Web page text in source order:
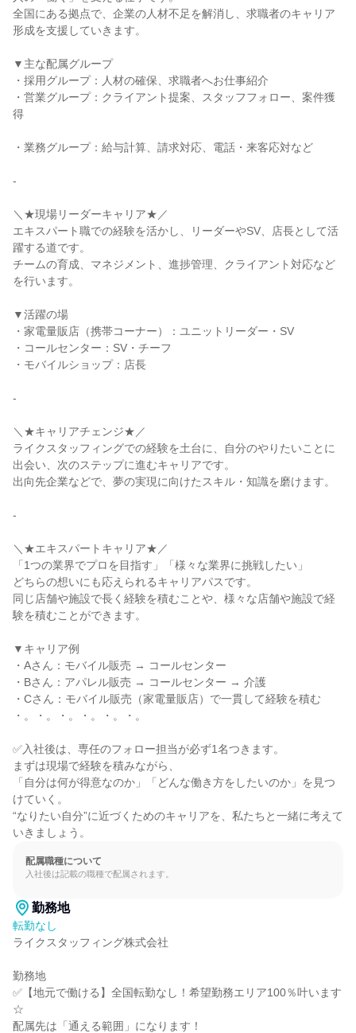
全国にある拠点で、企業の人材不足を解消し、求職者のキャリア
形成を支援していきます。
▼主な配属グループ
・採用グループ：人材の確保、求職者へお仕事紹介
・営業グループ：クライアント提案、スタッフフォロー、案件獲
得
・業務グループ：給与計算、請求対応、電話・来客応対など
-
＼★現場リーダーキャリア★／
エキスパート職での経験を活かし、リーダーやSV、店長として活
躍する道です。
チームの育成、マネジメント、進捗管理、クライアント対応など
を行います。
▼活躍の場
・家電量販店（携帯コーナー）：ユニットリーダー・SV
・コールセンター：SV・チーフ
・モバイルショップ：店長
-
＼★キャリアチェンジ★／
ライクスタッフィングでの経験を土台に、自分のやりたいことに
出会い、次のステップに進むキャリアです。
出向先企業などで、夢の実現に向けたスキル・知識を磨けます。
-
＼★エキスパートキャリア★／
「1つの業界でプロを目指す」「様々な業界に挑戦したい」
どちらの想いにも応えられるキャリアパスです。
同じ店舗や施設で長く経験を積むことや、様々な店舗や施設で経
験を積むことができます。
▼キャリア例
・Aさん：モバイル販売 → コールセンター
・Bさん：アパレル販売 → コールセンター → 介護
・Cさん：モバイル販売（家電量販店）で一貫して経験を積む
・。・。・。・。・。・。
✅入社後は、専任のフォロー担当が必ず1名つきます。
まずは現場で経験を積みながら、
「自分は何が得意なのか」「どんな働き方をしたいのか」を見つ
けていく。
“なりたい自分”に近づくためのキャリアを、私たちと一緒に考えて
いきましょう。
配属職種について
入社後は記載の職種で配属されます。
勤務地
転勤なし
ライクスタッフィング株式会社
勤務地
✅【地元で働ける】全国転勤なし！希望勤務エリア100％叶います
☆
配属先は「通える範囲」になります！